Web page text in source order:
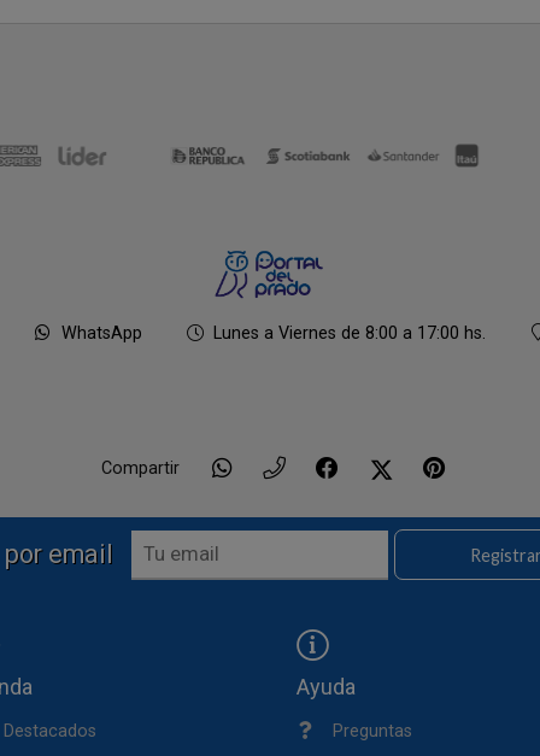
WhatsApp Lunes a Viernes de 8:00 a 17:00 hs.
Compartir
email
Destacados
Ayuda
Preguntas